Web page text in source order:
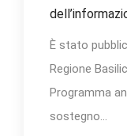
È stato
Regione
Programma
sostegno...